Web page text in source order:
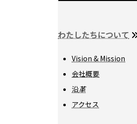
わたしたちについて
Vision & Mission
会社概要
沿革
アクセス